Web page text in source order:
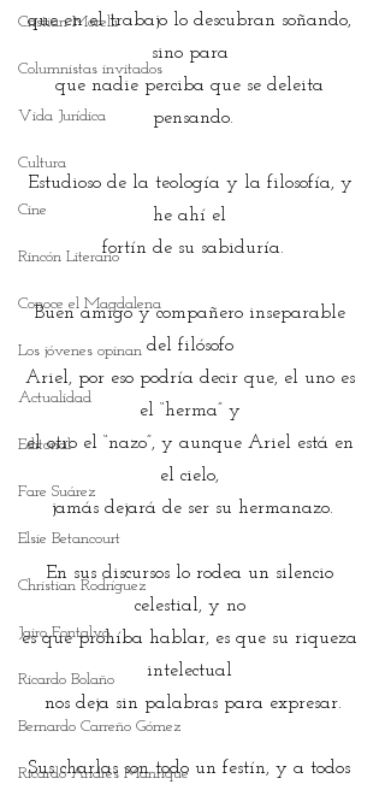
Cristian Morelli
Columnistas invitados
Vida Jurídica
Cultura
Cine
Rincón Literario
Conoce el Magdalena
Los jóvenes opinan
Actualidad
Editorial
Fare Suárez
Elsie Betancourt
Christian Rodríguez
Jairo Fontalvo
Ricardo Bolaño
Bernardo Carreño Gómez
Ricardo Andrés Manrique
que en el trabajo lo descubran soñando,
sino para
que nadie perciba que se deleita
pensando.
Estudioso de la teología y la filosofía, y
he ahí el
fortín de su sabiduría.
Buen amigo y compañero inseparable
del filósofo
Ariel, por eso podría decir que, el uno es
el “herma” y
el otro el “nazo”, y aunque Ariel está en
el cielo,
jamás dejará de ser su hermanazo.
En sus discursos lo rodea un silencio
celestial, y no
es que prohíba hablar, es que su riqueza
intelectual
nos deja sin palabras para expresar.
Sus charlas son todo un festín, y a todos